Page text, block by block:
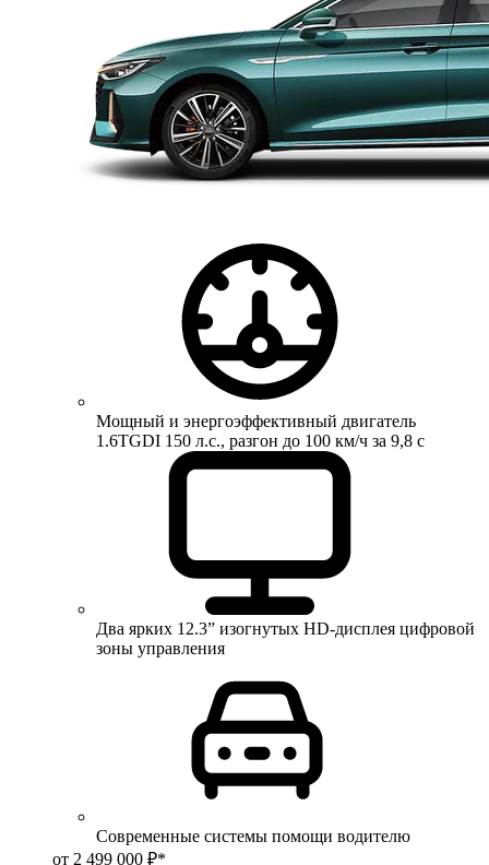
Мощный и энергоэффективный двигатель
1.6TGDI 150 л.с., разгон до 100 км/ч за 9,8 с
Два ярких 12.3” изогнутых HD-дисплея цифровой
зоны управления
Современные системы помощи водителю
от 2 499 000 ₽*